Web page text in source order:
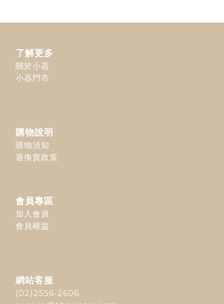
了解更多
關於小器
小器門市
購物說明
購物須知
退換貨政策
會員專區
加入會員
會員權益
網站客服
(02)2556-2606